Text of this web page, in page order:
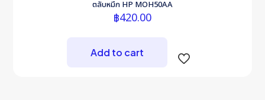
ตลับหมึก HP MOH50AA
฿420.00
Add to cart